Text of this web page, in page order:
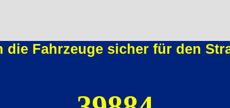
die Fahrzeuge sicher für den